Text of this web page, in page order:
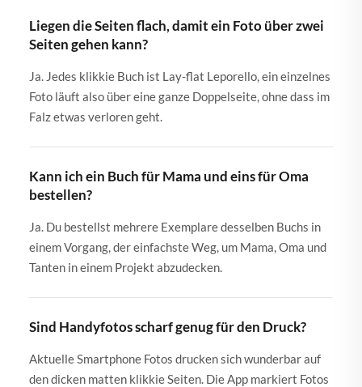
Liegen die Seiten flach, damit ein Foto über zwei
Seiten gehen kann?
Ja. Jedes klikkie Buch ist Lay-flat Leporello, ein einzelnes
Foto läuft also über eine ganze Doppelseite, ohne dass im
Falz etwas verloren geht.
Kann ich ein Buch für Mama und eins für Oma
bestellen?
Ja. Du bestellst mehrere Exemplare desselben Buchs in
einem Vorgang, der einfachste Weg, um Mama, Oma und
Tanten in einem Projekt abzudecken.
Sind Handyfotos scharf genug für den Druck?
Aktuelle Smartphone Fotos drucken sich wunderbar auf
den dicken matten klikkie Seiten. Die App markiert Fotos